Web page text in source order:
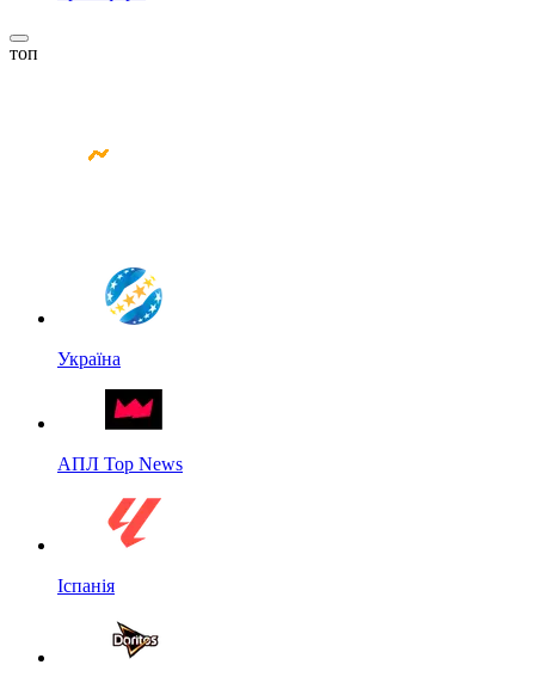
топ
Україна
АПЛ Top News
Іспанія